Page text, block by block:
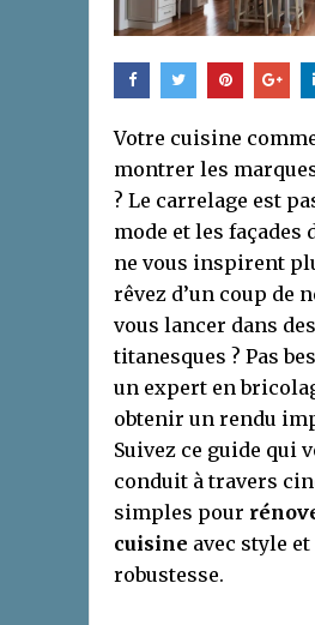
Votre cuisine
montrer les
? Le carrelage est
mode et les façades
ne vous inspirent
rêvez d’un coup de
vous lancer dans
titanesques ? Pas
un expert en
obtenir un rendu
Suivez ce guide qui
conduit à travers
simples pour
cuisine avec style et
robustesse.